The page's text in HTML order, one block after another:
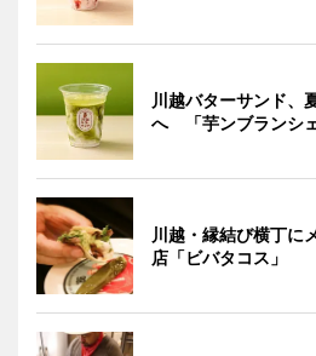
川越バターサンド、
へ 「芋ンブランシ
川越・縁結び横丁に
店「ビバタコス」